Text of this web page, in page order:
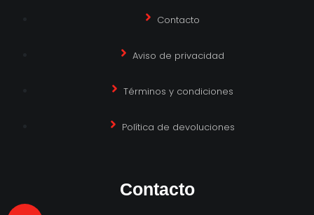
Contacto
Aviso de privacidad
Términos y condiciones
Política de devoluciones
Contacto